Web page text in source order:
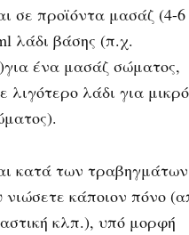
σε προϊόντα μασάζ (4-
λάδι βάσης (π.χ.
ένα μασάζ σώματος,
λιγότερο λάδι για
κατά των
κάποιον πόνο
κλπ.), υπό μορφή